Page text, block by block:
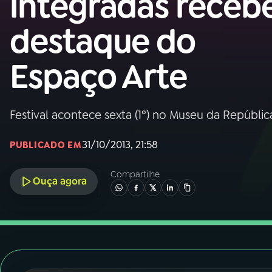
01 INÍCIO
02 A RÁDIO
03PROGRAMAÇÃO
05PODCASTS
destaque do
Espaço Arte
Festival acontece sexta (1º) no Museu da
PUBLICADO EM31/10/2013, 21:58
Ouça agora
Compartilhe